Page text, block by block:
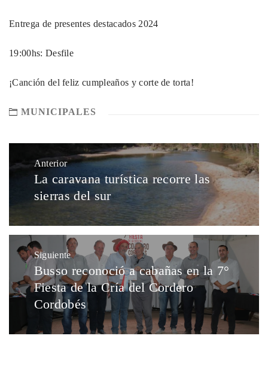
Entrega de presentes destacados 2024
19:00hs: Desfile
¡Canción del feliz cumpleaños y corte de torta!
MUNICIPALES
Anterior
La caravana turística recorre las
sierras del sur
Siguiente
Busso reconoció a cabañas en la 7°
Fiesta de la Cría del Cordero
Cordobés